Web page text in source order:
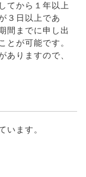
てから１年以上
３日以上であ
間までに申し出
とが可能です。
ありますので、
います。